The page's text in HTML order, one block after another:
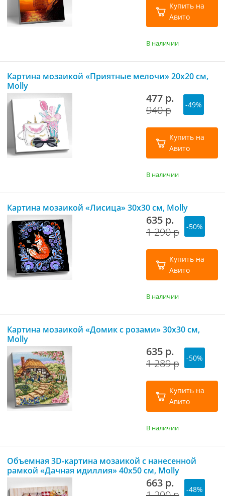
Купить на
Авито
В наличии
Картина мозаикой «Приятные мелочи» 20х20 см,
Molly
477 р.
940 р
-49%
Купить на
Авито
В наличии
Картина мозаикой «Лисица» 30х30 см, Molly
635 р.
1 290 р
-50%
Купить на
Авито
В наличии
Картина мозаикой «Домик с розами» 30х30 см,
Molly
635 р.
1 289 р
-50%
Купить на
Авито
В наличии
Объемная 3D-картина мозаикой с нанесенной
рамкой «Дачная идиллия» 40х50 см, Molly
663 р.
-48%